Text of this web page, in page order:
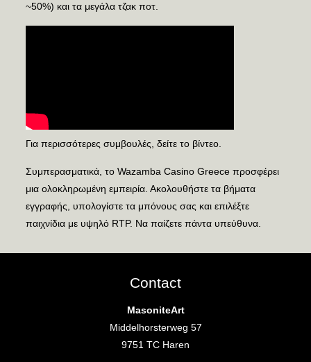
~50%) και τα μεγάλα τζακ ποτ.
Για περισσότερες συμβουλές, δείτε το βίντεο.
Συμπερασματικά, το Wazamba Casino Greece προσφέρει
μια ολοκληρωμένη εμπειρία. Ακολουθήστε τα βήματα
εγγραφής, υπολογίστε τα μπόνους σας και επιλέξτε
παιχνίδια με υψηλό RTP. Να παίζετε πάντα υπεύθυνα.
Contact
MasoniteArt
Middelhorsterweg 57
9751 TC Haren